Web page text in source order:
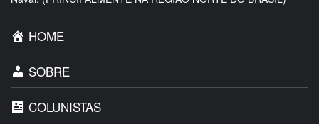
HOME
SOBRE
COLUNISTAS